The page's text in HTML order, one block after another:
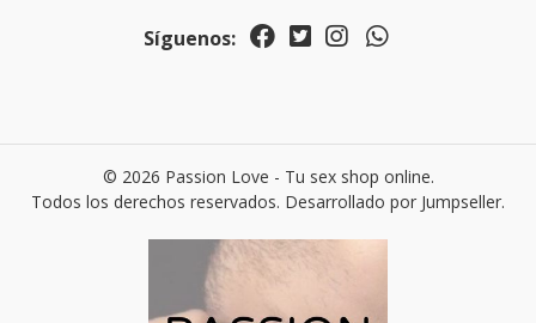
Síguenos:
© 2026 Passion Love - Tu sex shop online.
Todos los derechos reservados. Desarrollado por Jumpseller.